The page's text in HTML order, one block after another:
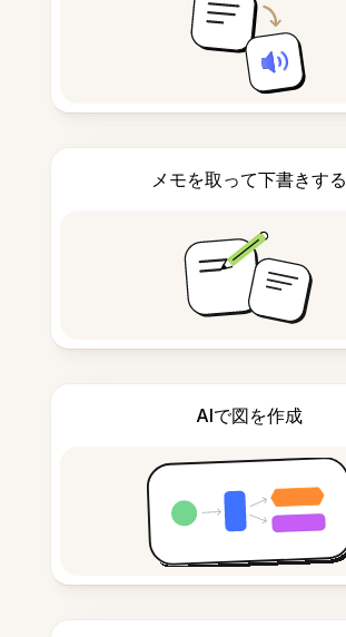
メモを取って下書きする
AIで図を作成